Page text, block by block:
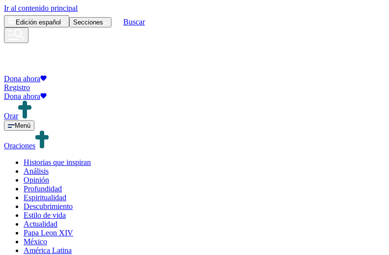
Ir al contenido principal
Edición español Secciones Buscar
Dona ahora
Registro
Dona ahora
Orar
Menú
Oraciones
Historias que inspiran
Análisis
Opinión
Profundidad
Espiritualidad
Descubrimiento
Estilo de vida
Actualidad
Papa Leon XIV
México
América Latina